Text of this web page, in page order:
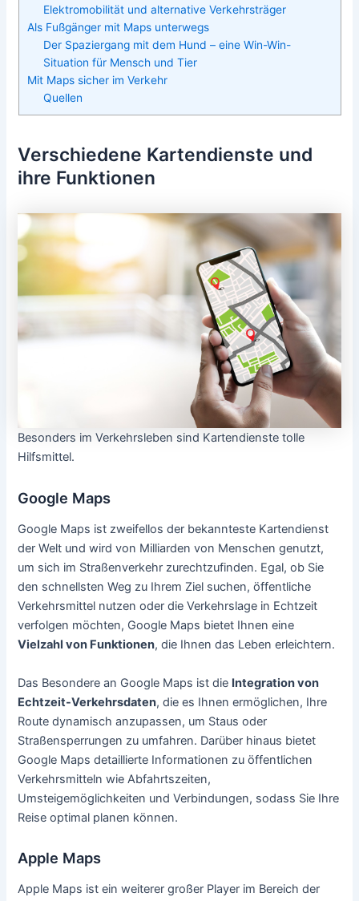
Elektromobilität und alternative Verkehrsträger
Als Fußgänger mit Maps unterwegs
Der Spaziergang mit dem Hund – eine Win-Win-
Situation für Mensch und Tier
Mit Maps sicher im Verkehr
Quellen
Verschiedene Kartendienste und
ihre Funktionen
Besonders im Verkehrsleben sind Kartendienste tolle
Hilfsmittel.
Google Maps
Google Maps ist zweifellos der bekannteste Kartendienst
der Welt und wird von Milliarden von Menschen genutzt,
um sich im Straßenverkehr zurechtzufinden. Egal, ob Sie
den schnellsten Weg zu Ihrem Ziel suchen, öffentliche
Verkehrsmittel nutzen oder die Verkehrslage in Echtzeit
verfolgen möchten, Google Maps bietet Ihnen eine
Vielzahl von Funktionen, die Ihnen das Leben erleichtern.
Das Besondere an Google Maps ist die Integration von
Echtzeit-Verkehrsdaten, die es Ihnen ermöglichen, Ihre
Route dynamisch anzupassen, um Staus oder
Straßensperrungen zu umfahren. Darüber hinaus bietet
Google Maps detaillierte Informationen zu öffentlichen
Verkehrsmitteln wie Abfahrtszeiten,
Umsteigemöglichkeiten und Verbindungen, sodass Sie Ihre
Reise optimal planen können.
Apple Maps
Apple Maps ist ein weiterer großer Player im Bereich der